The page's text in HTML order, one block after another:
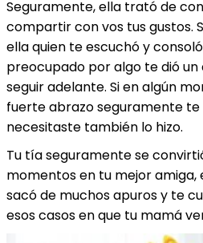
Seguramente, ella trató de
compartir con vos tus gustos.
ella quien te escuchó y
preocupado por algo te dió un
seguir adelante. Si en algún
fuerte abrazo seguramente te
necesitaste también lo hizo.
Tu tía seguramente se
momentos en tu mejor amiga,
sacó de muchos apuros y te
esos casos en que tu mamá